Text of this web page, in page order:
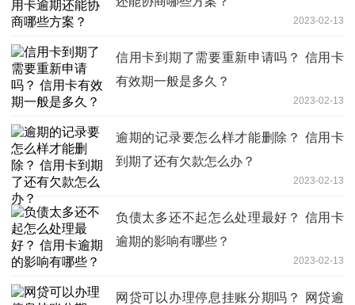
2023-02-13
信用卡到期了需要重新申请吗？ 信用卡
有效期一般是多久？
2023-02-13
逾期的记录要怎么样才能删除？ 信用卡
到期了还有欠款怎么办？
2023-02-13
负债太多还不起怎么处理最好？ 信用卡
逾期的影响有哪些？
2023-02-13
网贷可以办理停息挂账分期吗？ 网贷逾